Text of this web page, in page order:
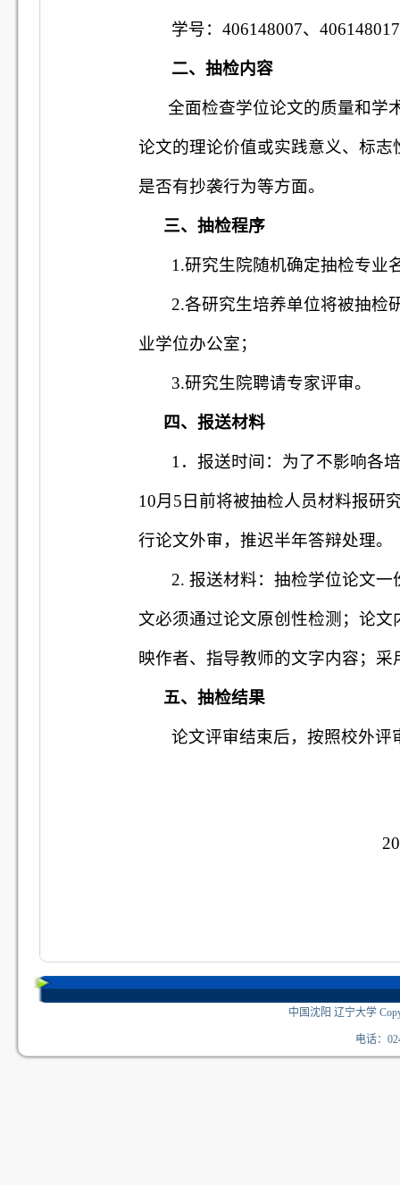
学号：406148007、406148017
二、抽检内容
全面检查学位论文的质量和学
论文的理论价值或实践意义、标
是否有抄袭行为等方面。
三、抽检程序
1.研究生院随机确定抽检专业
2.各研究生培养单位将被抽检
业学位办公室；
3.研究生院聘请专家评审。
四、报送材料
1 ．报送时间：为了不影响各
10月 5 日 前将被抽检人员材料报研
行论文外审，推迟半年答辩处理。
2.报送材料：抽检学位论文
文必须通过论文原创性检测；论
映作者、指导教师的文字内容；
五、抽检结果
论文评审结束后，按照校外
中国沈阳 辽宁大学
电话：